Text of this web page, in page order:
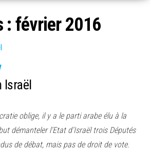
: février 2016
Israël
oblige, il y a le parti arabe élu à la
démanteler l’Etat d’Israël trois Députés
de débat, mais pas de droit de vote.